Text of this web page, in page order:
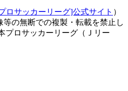
ロサッカーリーグ]公式サイト ）
の無断での複製・転載を禁止し
プロサッカーリーグ（Ｊリー